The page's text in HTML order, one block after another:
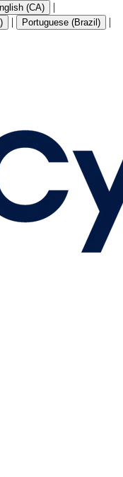
(CA) |
| Portuguese (Brazil) |